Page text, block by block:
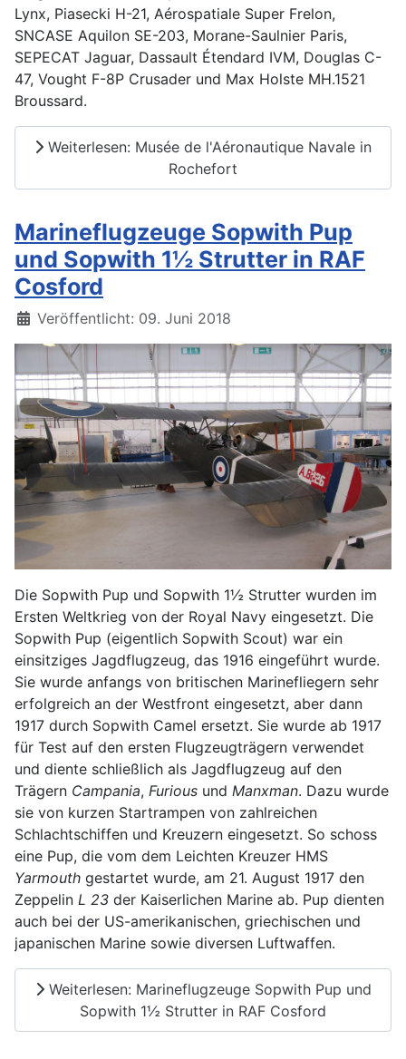
Lynx, Piasecki H-21, Aérospatiale Super Frelon,
SNCASE Aquilon SE-203, Morane-Saulnier Paris,
SEPECAT Jaguar, Dassault Étendard IVM, Douglas C-
47, Vought F-8P Crusader und Max Holste MH.1521
Broussard.
Weiterlesen: Musée de l'Aéronautique Navale in
Rochefort
Marineflugzeuge Sopwith Pup
und Sopwith 1½ Strutter in RAF
Cosford
Details
Veröffentlicht: 09. Juni 2018
Die Sopwith Pup und Sopwith 1½ Strutter wurden im
Ersten Weltkrieg von der Royal Navy eingesetzt. Die
Sopwith Pup (eigentlich Sopwith Scout) war ein
einsitziges Jagdflugzeug, das 1916 eingeführt wurde.
Sie wurde anfangs von britischen Marinefliegern sehr
erfolgreich an der Westfront eingesetzt, aber dann
1917 durch Sopwith Camel ersetzt. Sie wurde ab 1917
für Test auf den ersten Flugzeugträgern verwendet
und diente schließlich als Jagdflugzeug auf den
Trägern Campania, Furious und Manxman. Dazu wurde
sie von kurzen Startrampen von zahlreichen
Schlachtschiffen und Kreuzern eingesetzt. So schoss
eine Pup, die vom dem Leichten Kreuzer HMS
Yarmouth gestartet wurde, am 21. August 1917 den
Zeppelin L 23 der Kaiserlichen Marine ab. Pup dienten
auch bei der US-amerikanischen, griechischen und
japanischen Marine sowie diversen Luftwaffen.
Weiterlesen: Marineflugzeuge Sopwith Pup und
Sopwith 1½ Strutter in RAF Cosford